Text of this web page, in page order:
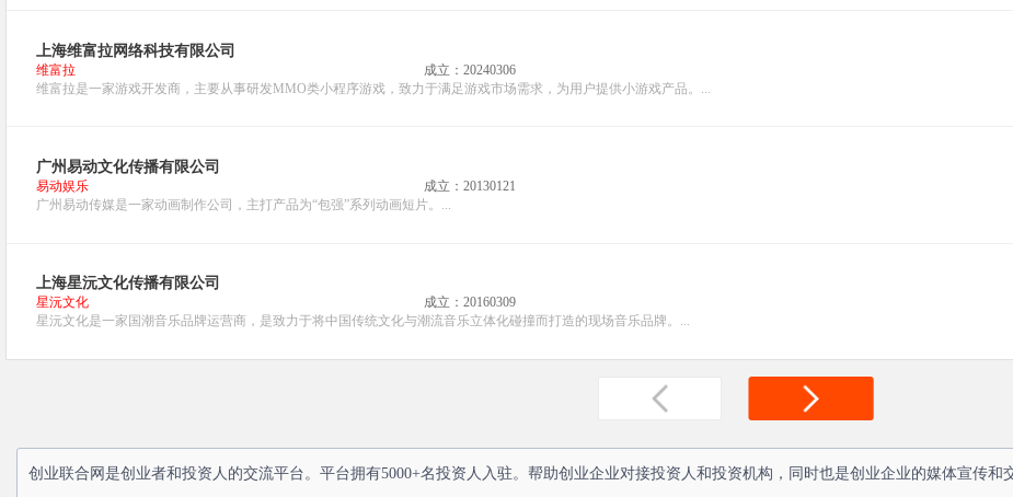
上海维富拉网络科技有限公司
维富拉 成立：20240306
维富拉是一家游戏开发商，主要从事研发MMO类小程序游戏，致力于满足游戏市场需求，为用户提供小游戏产品。...
广州易动文化传播有限公司
易动娱乐 成立：20130121
广州易动传媒是一家动画制作公司，主打产品为“包强”系列动画短片。...
上海星沅文化传播有限公司
星沅文化 成立：20160309
星沅文化是一家国潮音乐品牌运营商，是致力于将中国传统文化与潮流音乐立体化碰撞而打造的现场音乐品牌。...
创业联合网是创业者和投资人的交流平台。平台拥有5000+名投资人入驻。帮助创业企业对接投资人和投资机构，同时也是创业企业的媒体宣传和